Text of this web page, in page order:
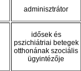
adminisztrátor
idősek és
pszichiátriai betegek
otthonának szociális
ügyintézője